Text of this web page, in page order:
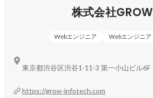
株式会社GROW
Webエンジニア Webエンジニア
https://grow-infotech.com
東京都渋谷区渋谷1-11-3 第一小山ビル6F